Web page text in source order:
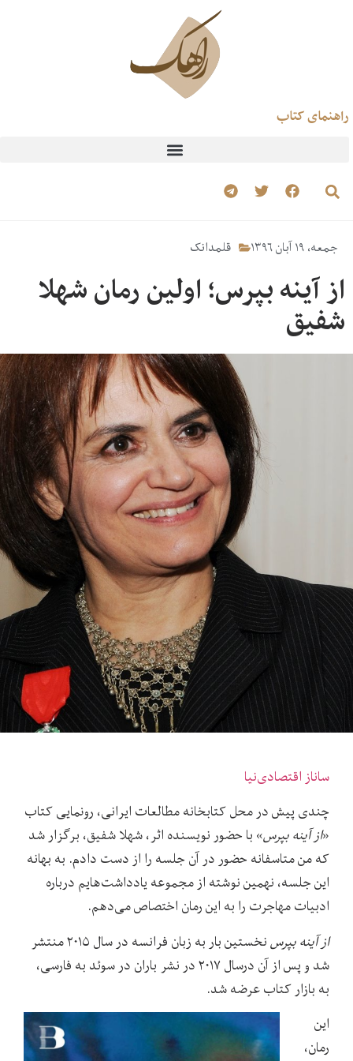
راهنمای کتاب
جمعه، ۱۹ آبان ۱۳۹۶ قلمدانک
از آینه بپرس؛ اولین رمان شهلا
شفیق
ساناز اقتصادی‌نیا
چندی پیش در محل کتابخانه مطالعات ایرانی، رونمایی کتاب
«از آینه بپرس» با حضور نویسنده اثر، شهلا شفیق، برگزار شد
که من متاسفانه حضور در آن جلسه را از دست دادم. به بهانه
این جلسه، نهمین نوشته از مجموعه یادداشت‌هایم درباره
ادبیات مهاجرت را به این رمان اختصاص می‌دهم.
از آینه بپرس
نخستین بار به زبان فرانسه در سال ۲۰۱۵ منتشر
شد و پس از آن درسال ۲۰۱۷ در نشر باران در سوئد به فارسی،
به بازار کتاب عرضه شد.
این
رمان،